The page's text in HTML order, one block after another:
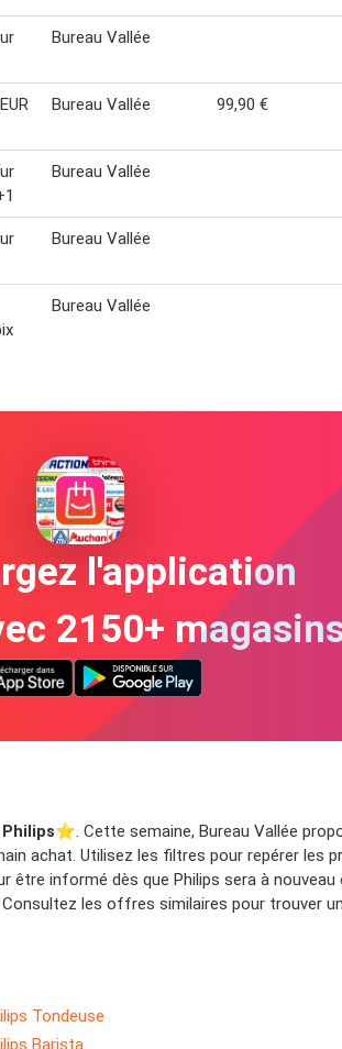
Bureau Vallée
Bureau Vallée 99,90 €
Bureau Vallée
Bureau Vallée
Bureau Vallée
l'application
2150+
⭐️. Cette semaine, Bureau Vallée
achat. Utilisez les filtres pour repérer les
être informé dès que Philips sera à
les offres similaires pour trouver
Tondeuse
Barista